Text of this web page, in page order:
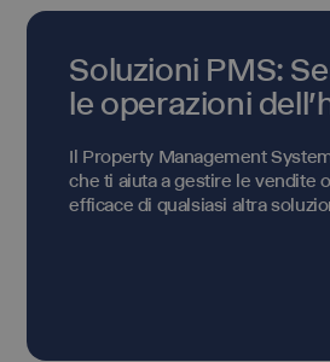
Soluzioni PMS:
le operazioni
Il Property Management
che ti aiuta a gestire le vendite
efficace di qualsiasi altra